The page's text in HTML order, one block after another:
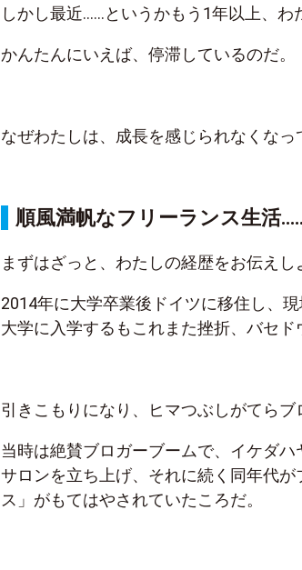
しかし最近……というかもう1年以上、わ
かんたんにいえば、停滞しているのだ。
なぜわたしは、成長を感じられなくなっ
順風満帆なフリーランス生活
まずはざっと、わたしの経歴をお伝えし
2014年に大学卒業後ドイツに移住し、
大学に入学するもこれまた挫折、バセド
引きこもりになり、ヒマつぶしがてらブ
当時は絶賛ブロガーブームで、イケダ
サロンを立ち上げ、それに続く同年代
ス」がもてはやされていたころだ。